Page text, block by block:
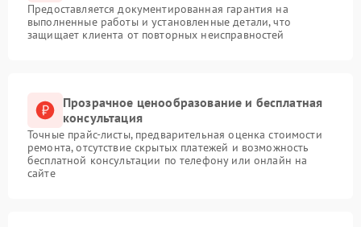
Предоставляется документированная гарантия на
выполненные работы и установленные детали, что
защищает клиента от повторных неисправностей
Прозрачное ценообразование и бесплатная
консультация
Точные прайс-листы, предварительная оценка стоимости
ремонта, отсутствие скрытых платежей и возможность
бесплатной консультации по телефону или онлайн на
сайте